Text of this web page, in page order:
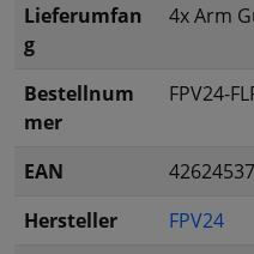
Lieferumfan
g
4x Arm
Bestellnum
mer
FPV24-
EAN
Hersteller
FPV24